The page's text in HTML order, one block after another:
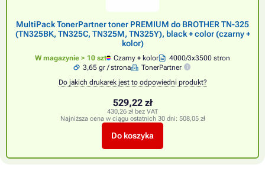
MultiPack TonerPartner toner PREMIUM do BROTHER TN-325
(TN325BK, TN325C, TN325M, TN325Y), black + color (czarny +
kolor)
W magazynie > 10 szt Czarny + kolor
4000/3x3500 stron
3,65 gr / strona
TonerPartner
Do jakich drukarek jest to odpowiedni produkt?
529,22 zł
430,26 zł bez VAT
Najniższa cena w ciągu ostatnich 30 dni: 508,05 zł
Do koszyka